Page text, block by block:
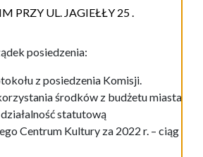
PRZY UL. JAGIEŁŁY 25.
posiedzenia:
z posiedzenia Komisji.
środków z budżetu miasta
statutową
Centrum Kultury za 2022 r. – ciąg